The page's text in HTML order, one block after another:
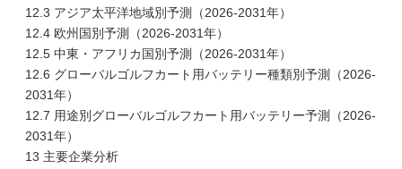
12.3 アジア太平洋地域別予測（2026-2031年）
12.4 欧州国別予測（2026-2031年）
12.5 中東・アフリカ国別予測（2026-2031年）
12.6 グローバルゴルフカート用バッテリー種類別予測（2026-
2031年）
12.7 用途別グローバルゴルフカート用バッテリー予測（2026-
2031年）
13 主要企業分析